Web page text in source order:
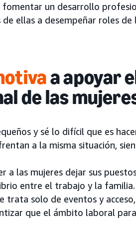
fomentar un desarrollo
ellas a desempeñar roles de
a apoyar
de las
y sé lo difícil que es
a la misma situación,
a las mujeres dejar sus
entre el trabajo y la
trata solo de eventos y
que el ámbito laboral